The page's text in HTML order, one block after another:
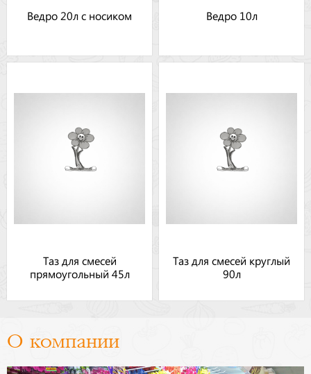
Ведро 20л с носиком Ведро 10л
Таз для смесей
прямоугольный 45л
Таз для смесей круглый
90л
О компании